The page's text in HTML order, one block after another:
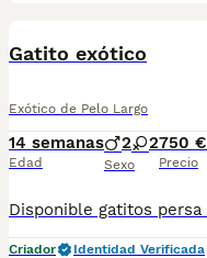
Gatito exótico
Exótico de Pelo Largo
14 semanas
Edad
2 2
Sexo
750 €
Precio
Criador
Identidad Verificada